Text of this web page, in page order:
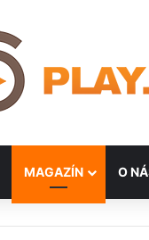
MAGAZÍN O